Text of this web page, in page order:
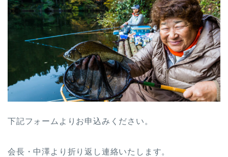
下記フォームよりお申込みください。
会長・中澤より折り返し連絡いたします。